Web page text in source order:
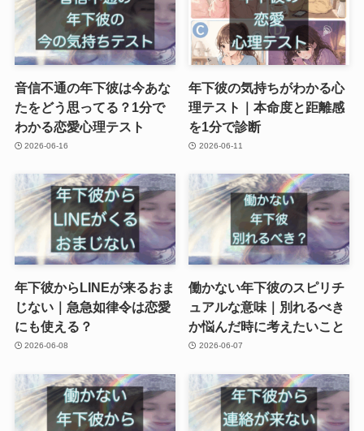
音信不通の年下彼は今あな
たをどう思ってる？1分で
わかる恋愛心理テスト
2026-06-16
年下彼の気持ちがわかる心
理テスト｜本命度と距離感
を1分で診断
2026-06-11
年下彼からLINEが来るおま
じない｜急急如律令は恋愛
にも使える？
2026-06-08
働かない年下彼のスピリチ
ュアルな意味｜別れるべき
か悩んだ時に考えたいこと
2026-06-07